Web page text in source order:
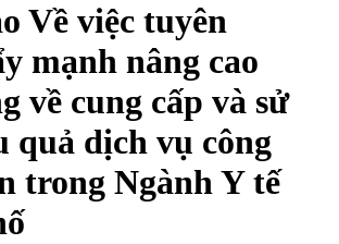
Về việc tuyên
mạnh nâng cao
về cung cấp và sử
quả dịch vụ công
trong Ngành Y tế